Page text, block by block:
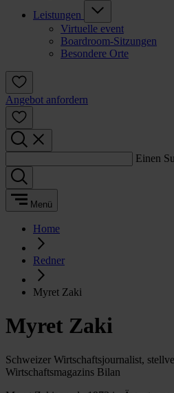
Leistungen
Virtuelle event
Boardroom-Sitzungen
Besondere Orte
Angebot anfordern
Einen
Menü
Home
Redner
Myret Zaki
Myret Zaki
Schweizer Wirtschaftsjournalist,
Wirtschaftsmagazins Bilan